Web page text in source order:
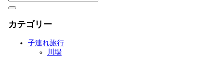
カテゴリー
子連れ旅行
川場